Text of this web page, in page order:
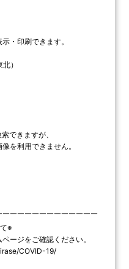
・印刷できます。
）
できますが、
を利用できません。
￣￣￣￣￣￣￣￣￣￣￣￣
※
ージをご確認ください。
COVID-19/